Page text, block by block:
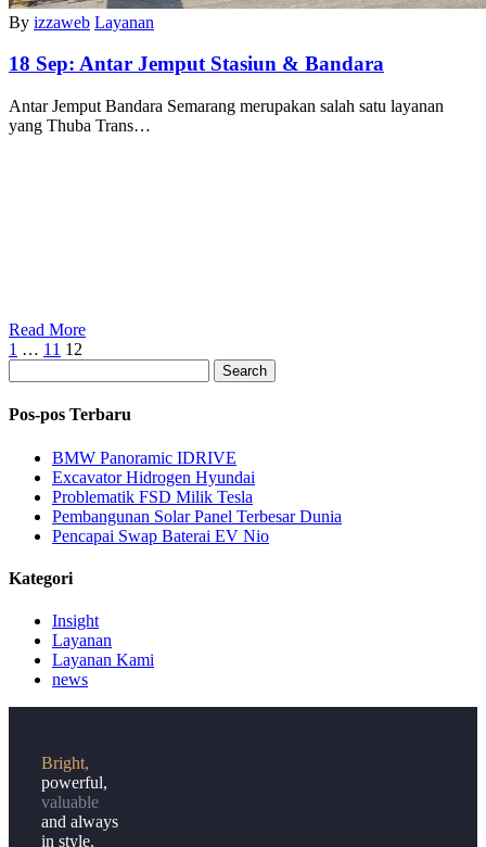
By izzaweb Layanan
18 Sep: Antar Jemput Stasiun & Bandara
Antar Jemput Bandara Semarang merupakan salah satu layanan
yang Thuba Trans…
Read More
1 … 11 12
Search
Pos-pos Terbaru
BMW Panoramic IDRIVE
Excavator Hidrogen Hyundai
Problematik FSD Milik Tesla
Pembangunan Solar Panel Terbesar Dunia
Pencapai Swap Baterai EV Nio
Kategori
Insight
Layanan
Layanan Kami
news
Bright,
powerful,
valuable
and always
in style.